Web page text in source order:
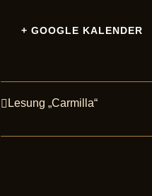
+ GOOGLE KALENDER
Veranstaltung
Lesung „Carmilla“